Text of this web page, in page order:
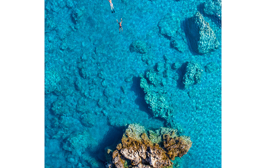
Offerte vacanze a Karpathos
SCOPRI LE OFFERTE